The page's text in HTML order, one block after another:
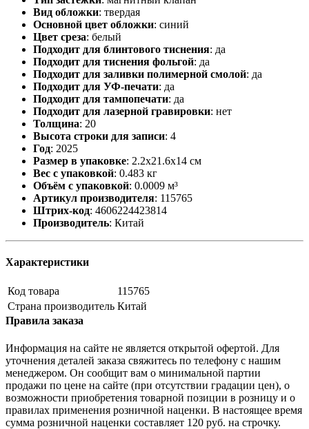
Вид обложки: твердая
Основной цвет обложки: синий
Цвет среза: белый
Подходит для блинтового тиснения: да
Подходит для тиснения фольгой: да
Подходит для заливки полимерной смолой: да
Подходит для УФ-печати: да
Подходит для тампопечати: да
Подходит для лазерной гравировки: нет
Толщина: 20
Высота строки для записи: 4
Год: 2025
Размер в упаковке: 2.2x21.6x14 см
Вес с упаковкой: 0.483 кг
Объём с упаковкой: 0.0009 м³
Артикул производителя: 115765
Штрих-код: 4606224423814
Производитель: Китай
Характеристики
Код товара
115765
Страна производитель Китай
Правила заказа
Информация на сайте не является открытой офертой. Для
уточнения деталей заказа свяжитесь по телефону с нашим
менеджером. Он сообщит вам о минимальной партии
продажи по цене на сайте (при отсутствии градации цен), о
возможности приобретения товарной позиции в розницу и о
правилах применения розничной наценки. В настоящее время
сумма розничной наценки составляет 120 руб. на строчку.